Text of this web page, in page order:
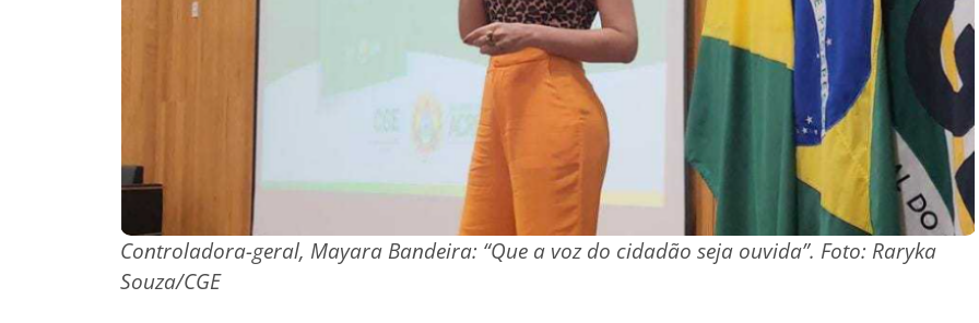
Controladora-geral, Mayara Bandeira: “Que a voz do cidadão seja ouvida”. Foto: Raryka
Souza/CGE